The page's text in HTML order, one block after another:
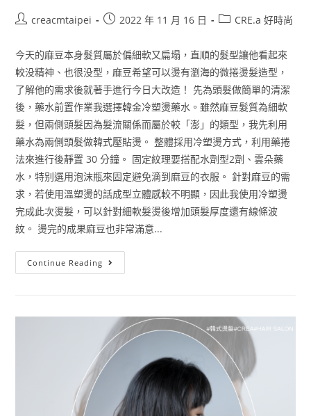
creacmtaipei 2022 年 11 月 16 日 CRE.a 好時尚
今天的麻豆本身髮質屬於偏細軟又扁塌，直順的髮型讓他看起來
較没精神、也很没型，麻豆希望可以燙有瀏海的微捲燙髮造型，
了解他的需求後就著手進行今日大改造！ 先為頭髮做簡單的清潔
後，藥水前置作業我選擇韓金冷塑燙藥水。雖然麻豆髮質為細軟
髮，但兩側頭髮因為髮流關係而屬於較「澎」的類型，我先利用
藥水為兩側頭髮做韓式壓貼燙。 整體採用冷塑燙方式，利用藥捲
法來進行後靜置 30 分鐘。 固定紋理要搭配水劑型2劑、雲朵藥
水，特别選用泡沫瓶來固定避免滴到麻豆的衣服。 針對麻豆的需
求，若使用溫塑燙的話成型立體感較不明顯，因此我使用冷塑燙
完成此次燙髮，可以針對細軟髮燙後增加頭髮厚度還有線條波
紋。 燙完的成果麻豆也非常滿意...
Continue Reading